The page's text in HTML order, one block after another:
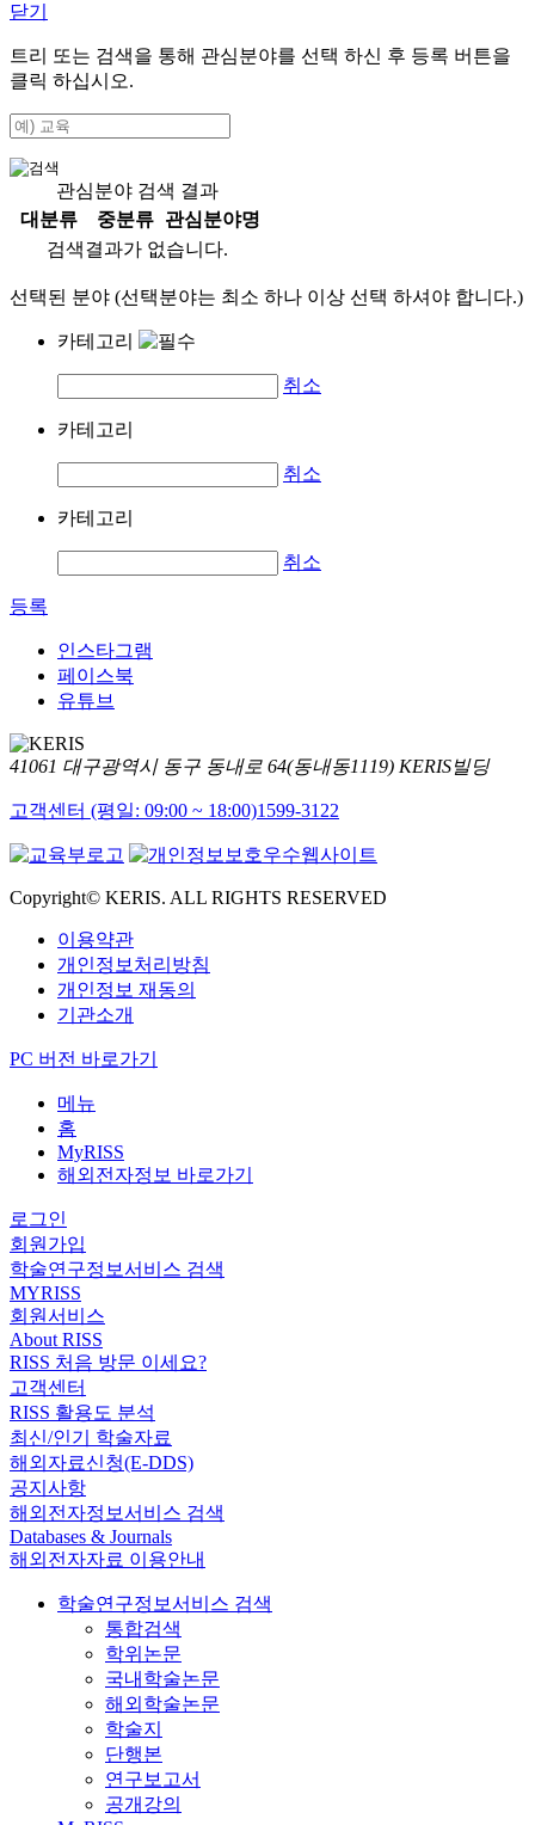
닫기
트리 또는 검색을 통해 관심분야를 선택 하신 후 등록 버튼을
클릭 하십시오.
관심분야 검색 결과
대분류
중분류
관심분야명
검색결과가 없습니다.
선택된 분야 (선택분야는 최소 하나 이상 선택 하셔야 합니다.)
카테고리
취소
카테고리
취소
카테고리
취소
등록
인스타그램
페이스북
유튜브
41061 대구광역시 동구 동내로 64(동내동1119) KERIS빌딩
고객센터 (평일: 09:00 ~ 18:00)1599-3122
Copyright© KERIS. ALL RIGHTS RESERVED
이용약관
개인정보처리방침
개인정보 재동의
기관소개
PC 버전 바로가기
메뉴
홈
MyRISS
해외전자정보 바로가기
로그인
회원가입
학술연구정보서비스 검색
MYRISS
회원서비스
About RISS
RISS 처음 방문 이세요?
고객센터
RISS 활용도 분석
최신/인기 학술자료
해외자료신청(E-DDS)
공지사항
해외전자정보서비스 검색
Databases & Journals
해외전자자료 이용안내
학술연구정보서비스 검색
통합검색
학위논문
국내학술논문
해외학술논문
학술지
단행본
연구보고서
공개강의